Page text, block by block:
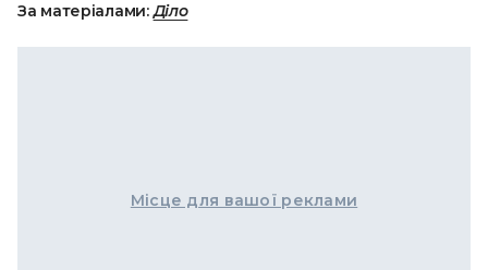
За матеріалами:Діло
Місце для вашої реклами